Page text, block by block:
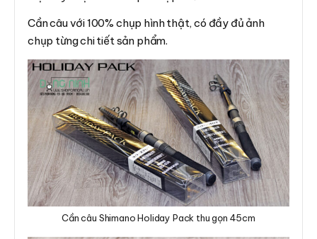
Cần câu với 100% chụp hình thật, có đầy đủ ảnh
chụp từng chi tiết sản phẩm.
Cần câu Shimano Holiday Pack thu gọn 45cm